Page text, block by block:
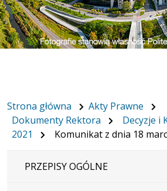
Strona główna
Akty Prawne
Dokumenty Rektora
Decyzje i
2021
Komunikat z dnia 18
PRZEPISY OGÓLNE